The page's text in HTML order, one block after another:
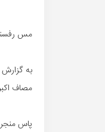
مس
به
مصاف
پاس